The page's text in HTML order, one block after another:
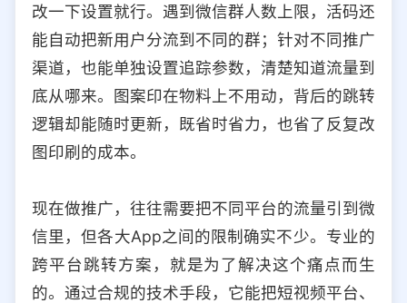
改一下设置就行。遇到微信群人数上限，活码还
能自动把新用户分流到不同的群；针对不同推广
渠道，也能单独设置追踪参数，清楚知道流量到
底从哪来。图案印在物料上不用动，背后的跳转
逻辑却能随时更新，既省时省力，也省了反复改
图印刷的成本。
现在做推广，往往需要把不同平台的流量引到微
信里，但各大App之间的限制确实不少。专业的
跨平台跳转方案，就是为了解决这个痛点而生
的。通过合规的技术手段，它能把短视频平台、